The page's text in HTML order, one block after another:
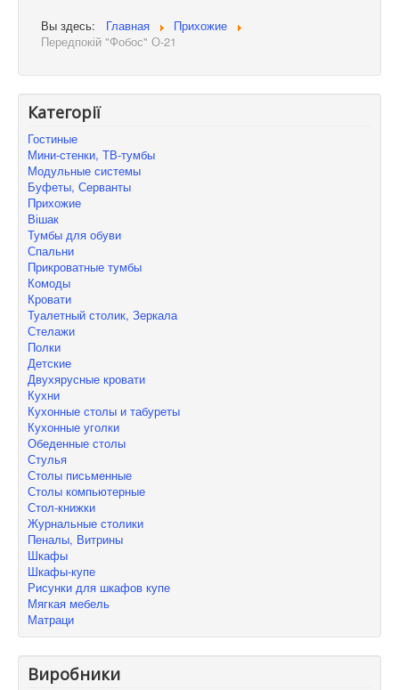
Вы здесь: Главная
Прихожие
Передпокій "Фобос" О-21
Категорії
Гостиные
Мини-стенки, ТВ-тумбы
Модульные системы
Буфеты, Серванты
Прихожие
Вішак
Тумбы для обуви
Спальни
Прикроватные тумбы
Комоды
Кровати
Туалетный столик, Зеркала
Стелажи
Полки
Детские
Двухярусные кровати
Кухни
Кухонные столы и табуреты
Кухонные уголки
Обеденные столы
Стулья
Столы письменные
Столы компьютерные
Стол-книжки
Журнальные столики
Пеналы, Витрины
Шкафы
Шкафы-купе
Рисунки для шкафов купе
Мягкая мебель
Матраци
Виробники